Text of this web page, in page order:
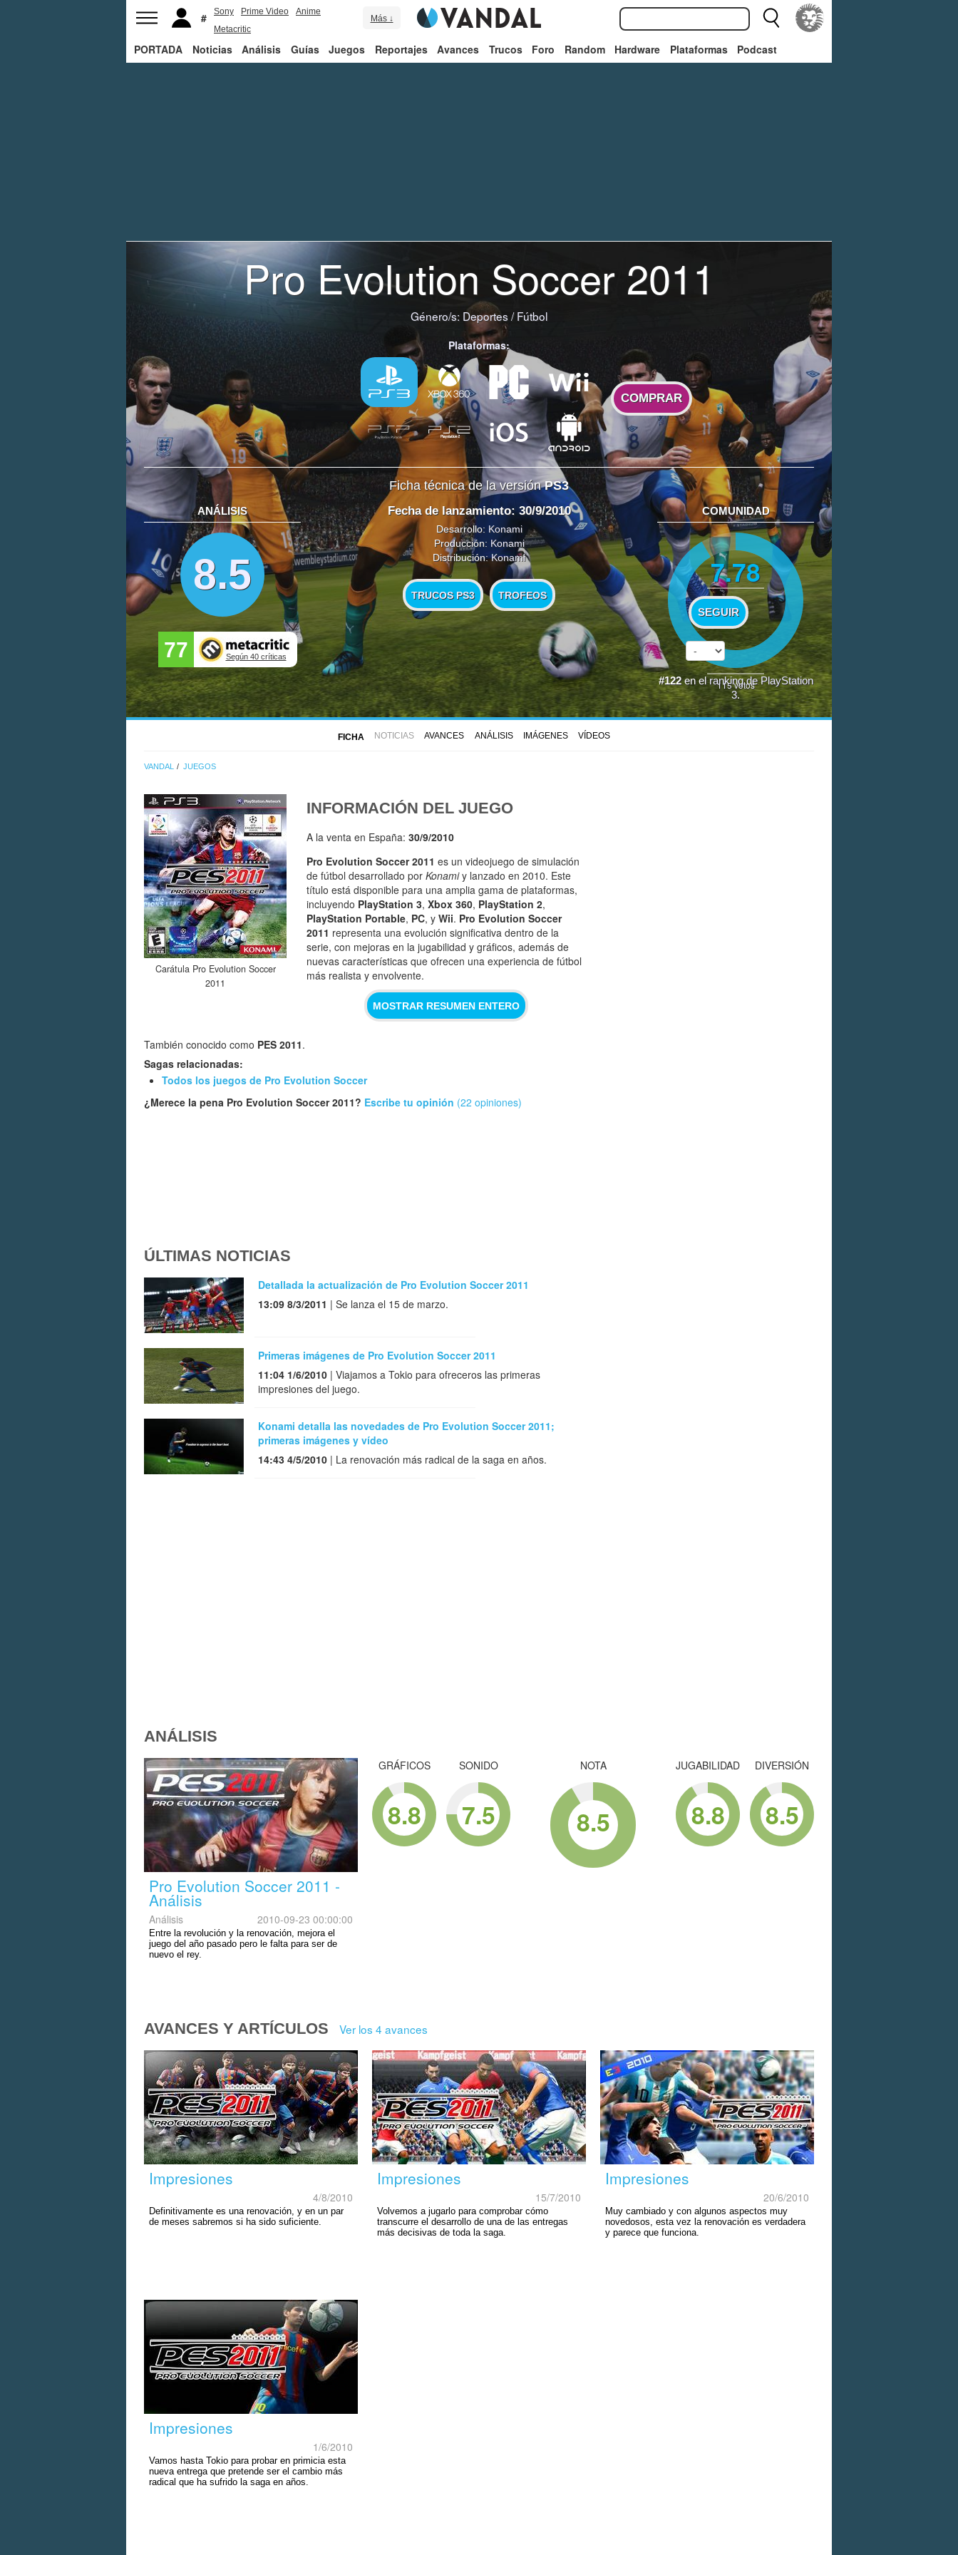
Sony Prime Video
Anime
Metacritic
Más ↓
PORTADA Noticias Análisis Guías Juegos Reportajes Avances Trucos Foro Random Hardware Plataformas Podcast
Pro Evolution Soccer 2011
Género/s: Deportes/Fútbol
Plataformas:
COMPRAR
Ficha técnica de la versiónPS3
ANÁLISIS
8.5
77 Según 40 críticas
Fecha de lanzamiento: 30/9/2010
Desarrollo: Konami
Producción: Konami
Distribución:Konami
TRUCOS PS3 TROFEOS
COMUNIDAD
7.78
SEGUIR
115votos
#122en elranking de PlayStation
3.
FICHA NOTICIAS AVANCES ANÁLISIS IMÁGENES VÍDEOS
VANDAL JUEGOS
Carátula Pro Evolution Soccer
2011
INFORMACIÓN DEL JUEGO
A la venta en España: 30/9/2010
Pro Evolution Soccer 2011 es un videojuego de simulación
de fútbol desarrollado por Konamiy lanzado en 2010. Este
título está disponible para una amplia gama de plataformas,
incluyendo PlayStation 3, Xbox 360, PlayStation 2,
PlayStation Portable, PC, y Wii. Pro Evolution Soccer
2011 representa una evolución significativa dentro de la
serie, con mejoras en la jugabilidad y gráficos, además de
nuevas características que ofrecen una experiencia de fútbol
más realista y envolvente.
MOSTRAR RESUMEN ENTERO
También conocido como PES 2011.
Sagas relacionadas:
Todos los juegos de Pro Evolution Soccer
¿Merece la pena Pro Evolution Soccer 2011? Escribe tu opinión (22 opiniones)
ÚLTIMAS NOTICIAS
Detallada la actualización de Pro Evolution Soccer 2011
13:09 8/3/2011 | Se lanza el 15 de marzo.
Primeras imágenes de Pro Evolution Soccer 2011
11:04 1/6/2010 | Viajamos a Tokio para ofreceros las primeras
impresiones del juego.
Konami detalla las novedades de Pro Evolution Soccer 2011;
primeras imágenes y vídeo
14:43 4/5/2010 | La renovación más radical de la saga en años.
ANÁLISIS
Pro Evolution Soccer 2011 -
Análisis
Análisis 2010-09-23 00:00:00
Entre la revolución y la renovación, mejora el
juego del año pasado pero le falta para ser de
nuevo el rey.
GRÁFICOS
8.8
SONIDO
7.5
NOTA
8.5
DIVERSIÓN
8.5
JUGABILIDAD
8.8
AVANCES Y ARTÍCULOS Ver los 4 avances
Impresiones
4/8/2010
Definitivamente es una renovación, y en un par
de meses sabremos si ha sido suficiente.
Impresiones
15/7/2010
Volvemos a jugarlo para comprobar cómo
transcurre el desarrollo de una de las entregas
más decisivas de toda la saga.
Impresiones
20/6/2010
Muy cambiado y con algunos aspectos muy
novedosos, esta vez la renovación es verdadera
y parece que funciona.
Impresiones
1/6/2010
Vamos hasta Tokio para probar en primicia esta
nueva entrega que pretende ser el cambio más
radical que ha sufrido la saga en años.